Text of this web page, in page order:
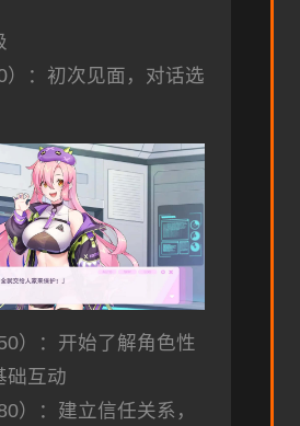
）：初次见面，对话选
）：开始了解角色性
础互动
）：建立信任关系，